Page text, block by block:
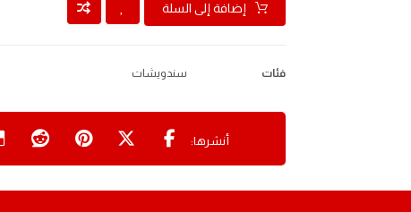
إضافة إلى السلة
فئات سندويشات